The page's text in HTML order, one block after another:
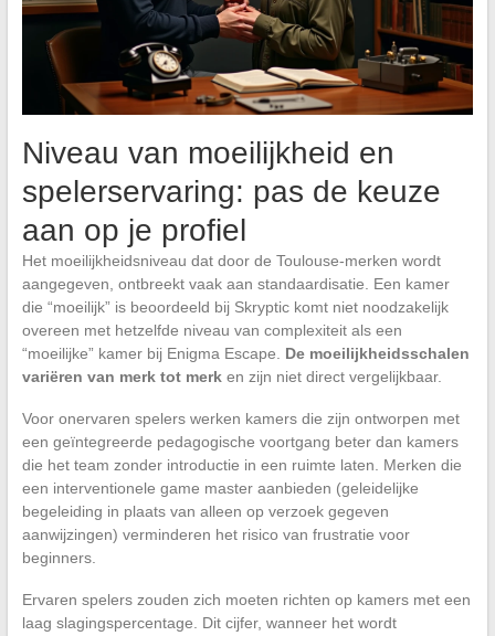
Niveau van moeilijkheid en
spelerservaring: pas de keuze
aan op je profiel
Het moeilijkheidsniveau dat door de Toulouse-merken wordt
aangegeven, ontbreekt vaak aan standaardisatie. Een kamer
die “moeilijk” is beoordeeld bij Skryptic komt niet noodzakelijk
overeen met hetzelfde niveau van complexiteit als een
“moeilijke” kamer bij Enigma Escape. De moeilijkheidsschalen
variëren van merk tot merken zijn niet direct vergelijkbaar.
Voor onervaren spelers werken kamers die zijn ontworpen met
een geïntegreerde pedagogische voortgang beter dan kamers
die het team zonder introductie in een ruimte laten. Merken die
een interventionele game master aanbieden (geleidelijke
begeleiding in plaats van alleen op verzoek gegeven
aanwijzingen) verminderen het risico van frustratie voor
beginners.
Ervaren spelers zouden zich moeten richten op kamers met een
laag slagingspercentage. Dit cijfer, wanneer het wordt